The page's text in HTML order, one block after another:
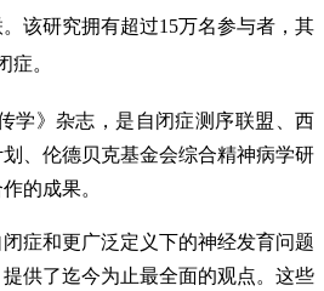
该研究拥有超过15万名参与者，其
症。
学》杂志，是自闭症测序联盟、西
、伦德贝克基金会综合精神病学研
的成果。
症和更广泛定义下的神经发育问题
供了迄今为止最全面的观点。这些